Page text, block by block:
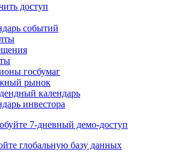
доступ
событий
госбумаг
рынок
календарь
инвестора
7-дневный демо-доступ
глобальную базу данных